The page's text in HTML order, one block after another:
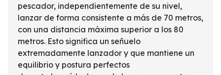
pescador, independientemente de su nivel,
lanzar de forma consistente a más de 70 metros,
con una distancia máxima superior a los 80
metros. Esto significa un señuelo
extremadamente lanzador y que mantiene un
equilibrio y postura perfectos